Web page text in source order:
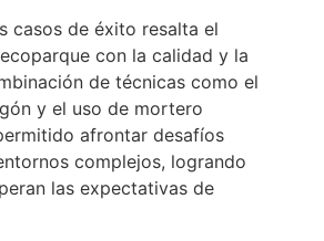
casos de éxito resalta el
con la calidad y la
de técnicas como el
y el uso de mortero
afrontar desafíos
complejos, logrando
las expectativas de